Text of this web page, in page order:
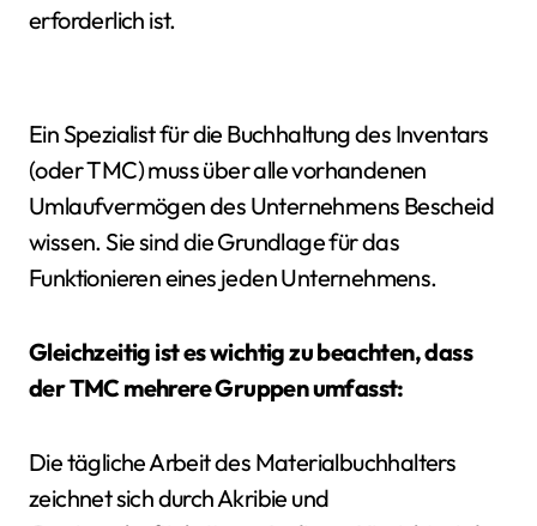
erforderlich ist.
Ein Spezialist für die Buchhaltung des Inventars
(oder TMC) muss über alle vorhandenen
Umlaufvermögen des Unternehmens Bescheid
wissen. Sie sind die Grundlage für das
Funktionieren eines jeden Unternehmens.
Gleichzeitig ist es wichtig zu beachten, dass
der TMC mehrere Gruppen umfasst:
Die tägliche Arbeit des Materialbuchhalters
zeichnet sich durch Akribie und